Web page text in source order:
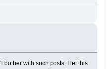
bother with such posts, I let this